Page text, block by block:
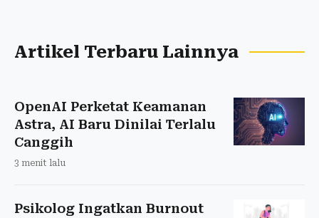
Artikel Terbaru Lainnya
OpenAI Perketat Keamanan
Astra, AI Baru Dinilai Terlalu
Canggih
3 menit lalu
Psikolog Ingatkan Burnout